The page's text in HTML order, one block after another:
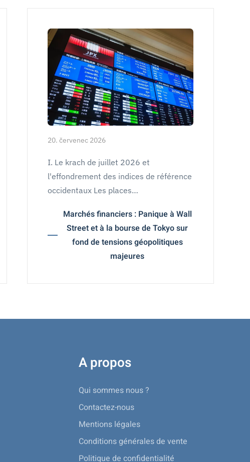
20. červenec 2026
I. Le krach de juillet 2026 et
l'effondrement des indices de référence
occidentaux Les places…
Marchés financiers : Panique à Wall
Street et à la bourse de Tokyo sur
fond de tensions géopolitiques
majeures
A propos
Qui sommes nous ?
Contactez-nous
Mentions légales
Conditions générales de vente
Politique de confidentialité